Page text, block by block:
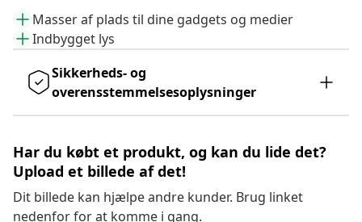
Masser af plads til dine gadgets og medier
Indbygget lys
Sikkerheds- og
overensstemmelsesoplysninger
Har du købt et produkt, og kan du lide det?
Upload et billede af det!
Dit billede kan hjælpe andre kunder. Brug linket
nedenfor for at komme i gang.